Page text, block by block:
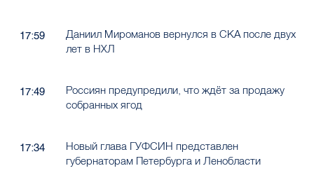
17:59
Даниил Мироманов вернулся в СКА после двух
лет в НХЛ
17:49
Россиян предупредили, что ждёт за продажу
собранных ягод
17:34
Новый глава ГУФСИН представлен
губернаторам Петербурга и Ленобласти